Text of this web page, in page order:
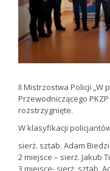
II Mistrzostwa Policji „W
Przewodniczącego
rozstrzygnięte.
W klasyfikacji
sierż. sztab. Adam
2 miejsce – sierż. Jakub